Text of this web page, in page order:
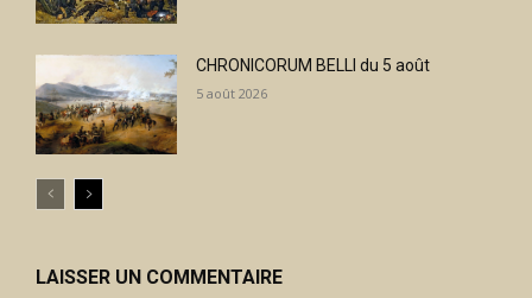
CHRONICORUM BELLI du 5 août
5 août 2026
LAISSER UN COMMENTAIRE